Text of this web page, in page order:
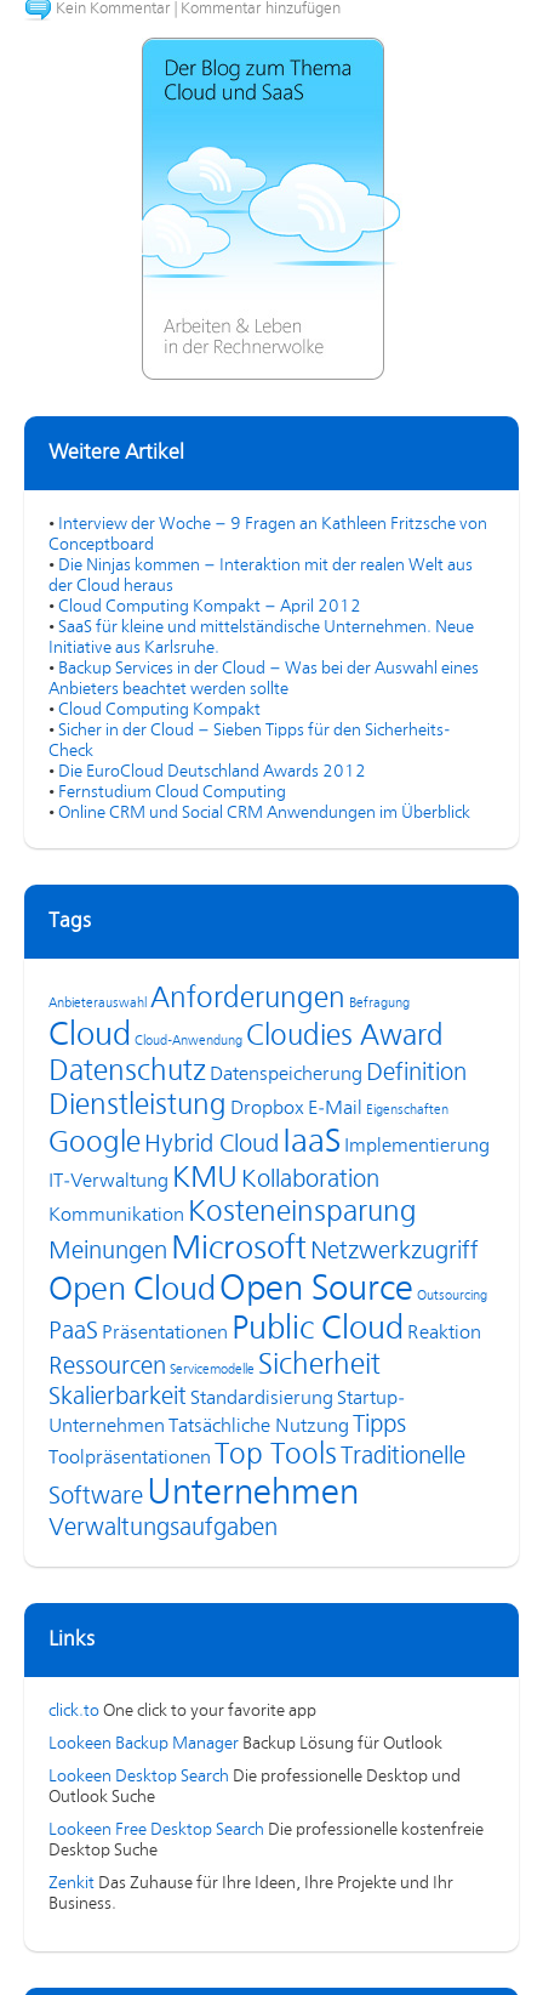
Kein Kommentar Kommentar hinzufügen
Weitere Artikel
• Interview der Woche – 9 Fragen an Kathleen Fritzsche von
Conceptboard
• Die Ninjas kommen – Interaktion mit der realen Welt aus
der Cloud heraus
• Cloud Computing Kompakt – April 2012
• SaaS für kleine und mittelständische Unternehmen. Neue
Initiative aus Karlsruhe.
• Backup Services in der Cloud – Was bei der Auswahl eines
Anbieters beachtet werden sollte
• Cloud Computing Kompakt
• Sicher in der Cloud – Sieben Tipps für den Sicherheits-
Check
• Die EuroCloud Deutschland Awards 2012
• Fernstudium Cloud Computing
• Online CRM und Social CRM Anwendungen im Überblick
Tags
Anbieterauswahl Anforderungen Befragung
Cloud Cloud-Anwendung Cloudies Award
Datenschutz Datenspeicherung Definition
Dienstleistung Dropbox E-Mail Eigenschaften
Google Hybrid Cloud IaaS Implementierung
IT-Verwaltung KMU Kollaboration
Kommunikation Kosteneinsparung
Meinungen Microsoft Netzwerkzugriff
Open CloudOpen Source Outsourcing
PaaS Präsentationen Public Cloud Reaktion
Ressourcen Servicemodelle Sicherheit
Skalierbarkeit Standardisierung Startup-
Unternehmen Tatsächliche Nutzung Tipps
Toolpräsentationen Top Tools
Traditionelle
Software Unternehmen
Verwaltungsaufgaben
Links
click.to One click to your favorite app
Lookeen Backup Manager Backup Lösung für Outlook
Lookeen Desktop Search Die professionelle Desktop und
Outlook Suche
Lookeen Free Desktop Search Die professionelle kostenfreie
Desktop Suche
Zenkit Das Zuhause für Ihre Ideen, Ihre Projekte und Ihr
Business.